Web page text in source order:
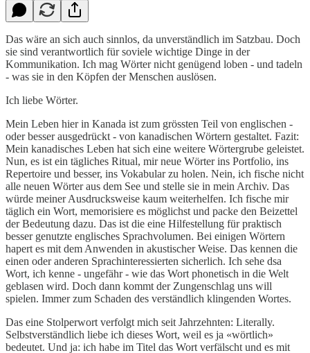
Das wäre an sich auch sinnlos, da unverständlich im Satzbau. Doch
sie sind verantwortlich für soviele wichtige Dinge in der
Kommunikation. Ich mag Wörter nicht genügend loben - und tadeln
- was sie in den Köpfen der Menschen auslösen.
Ich liebe Wörter.
Mein Leben hier in Kanada ist zum grössten Teil von englischen -
oder besser ausgedrückt - von kanadischen Wörtern gestaltet. Fazit:
Mein kanadisches Leben hat sich eine weitere Wörtergrube geleistet.
Nun, es ist ein tägliches Ritual, mir neue Wörter ins Portfolio, ins
Repertoire und besser, ins Vokabular zu holen. Nein, ich fische nicht
alle neuen Wörter aus dem See und stelle sie in mein Archiv. Das
würde meiner Ausdrucksweise kaum weiterhelfen. Ich fische mir
täglich ein Wort, memorisiere es möglichst und packe den Beizettel
der Bedeutung dazu. Das ist die eine Hilfestellung für praktisch
besser genutzte englisches Sprachvolumen. Bei einigen Wörtern
hapert es mit dem Anwenden in akustischer Weise. Das kennen die
einen oder anderen Sprachinteressierten sicherlich. Ich sehe dsa
Wort, ich kenne - ungefähr - wie das Wort phonetisch in die Welt
geblasen wird. Doch dann kommt der Zungenschlag uns will
spielen. Immer zum Schaden des verständlich klingenden Wortes.
Das eine Stolperwort verfolgt mich seit Jahrzehnten: Literally.
Selbstverständlich liebe ich dieses Wort, weil es ja «wörtlich»
bedeutet. Und ja: ich habe im Titel das Wort verfälscht und es mit